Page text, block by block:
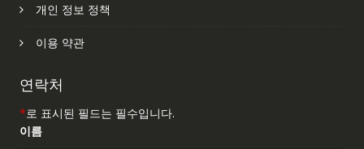
개인 정보 정책
이용 약관
연락처
*로 표시된 필드는 필수입니다.
이름